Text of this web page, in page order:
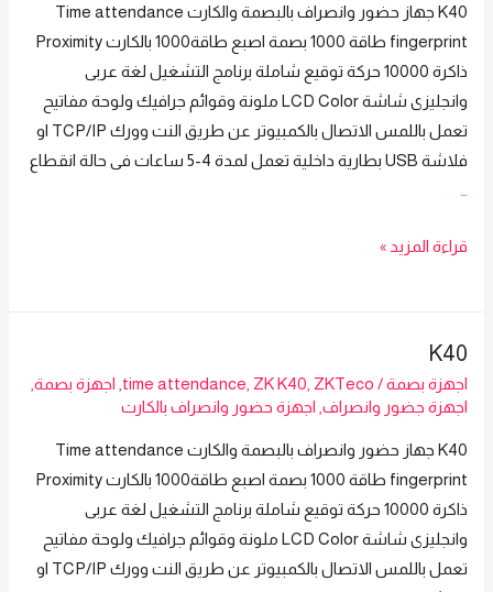
ZKTeco
موديل
K40
K40
K40 جهاز حضور وانصراف بالبصمة والكارت Time attendance
fingerprint طاقة 1000 بصمة اصبع طاقة1000 بالكارت Proximity
ذاكرة 10000 حركة توقيع شاملة برنامج التشغيل لغة عربى
وانجليزى شاشة LCD Color ملونة وقوائم جرافيك ولوحة مفاتيح
تعمل باللمس الاتصال بالكمبيوتر عن طريق النت وورك TCP/IP او
فلاشة USB بطارية داخلية تعمل لمدة 4-5 ساعات فى حالة انقطاع
جهاز
قراءة المزيد »
K40
اجهزة بصمة/
time attendance ZK K40 ZKTeco اجهزة بصمة
اجهزة جضور وانصراف اجهزة حضور وانصراف بالكارت
K40 جهاز حضور وانصراف بالبصمة والكارت Time attendance
fingerprint طاقة 1000 بصمة اصبع طاقة1000 بالكارت Proximity
ذاكرة 10000 حركة توقيع شاملة برنامج التشغيل لغة عربى
وانجليزى شاشة LCD Color ملونة وقوائم جرافيك ولوحة مفاتيح
تعمل باللمس الاتصال بالكمبيوتر عن طريق النت وورك TCP/IP او